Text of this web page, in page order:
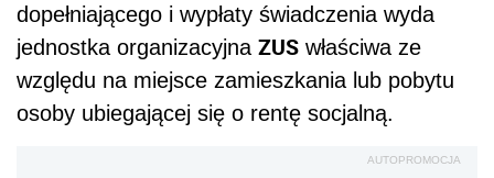
dopełniającego i wypłaty świadczenia wyda
jednostka organizacyjna ZUS właściwa ze
względu na miejsce zamieszkania lub pobytu
osoby ubiegającej się o rentę socjalną.
AUTOPROMOCJA